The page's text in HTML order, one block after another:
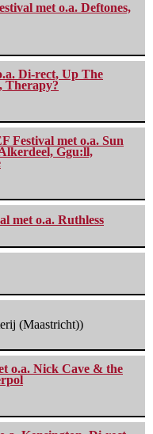
met o.a. Deftones,
Di-rect, Up The
Therapy?
met o.a. Sun
Ggu:ll,
met o.a. Ruthless
(Maastricht))
o.a. Nick Cave & the